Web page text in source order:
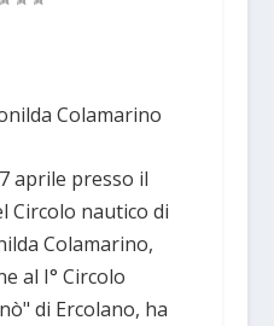
Colamarino
aprile presso il
Circolo nautico di
Colamarino,
al I° Circolo
di Ercolano, ha